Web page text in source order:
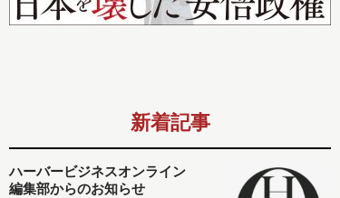
新着記事
ハーバービジネスオンライン
編集部からのお知らせ